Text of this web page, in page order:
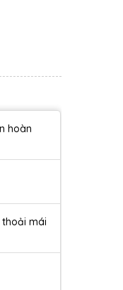
hoàn
mái